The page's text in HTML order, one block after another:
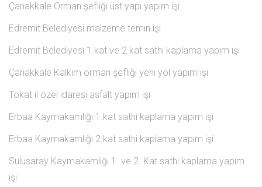
Çanakkale Orman şefliği üst yapı yapım işi
Edremit Belediyesi malzeme temın işi
Edremit Belediyesi 1.kat ve 2.kat sathi kaplama yapım işi
Çanakkale Kalkım orman şefliği yenı yol yapım işi
Tokat il özel idaresi asfalt yapım işi
Erbaa Kaymakamlığı 1.kat sathi kaplama yapım işi
Erbaa Kaymakamlığı 2.kat sathi kaplama yapım işi
Sulusaray Kaymakamlığı 1. ve 2. Kat sathi kaplama yapım
işi